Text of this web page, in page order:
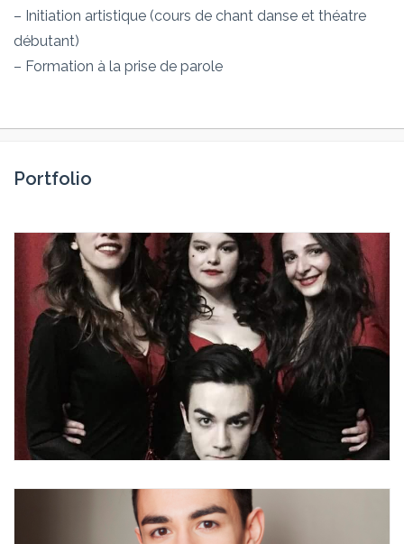
– Initiation artistique (cours de chant danse et théatre
débutant)
– Formation à la prise de parole
Portfolio